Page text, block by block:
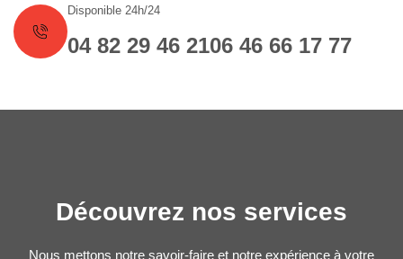
Disponible 24h/24
04 82 29 46 2106 46 66 17 77
Découvrez nos services
Nous mettons notre savoir-faire et notre expérience à votre